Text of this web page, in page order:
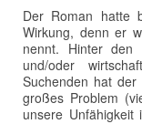
Der Roman hatte
Wirkung, denn er
nennt. Hinter den
und/oder
Suchenden hat
großes Problem
unsere Unfähigkeit